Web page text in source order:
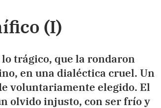
(I)
trágico, que la rondaron
en una dialéctica cruel. Un
voluntariamente elegido. El
olvido injusto, con ser frío y